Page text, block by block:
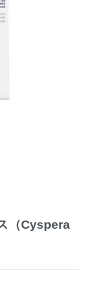
（Cyspera